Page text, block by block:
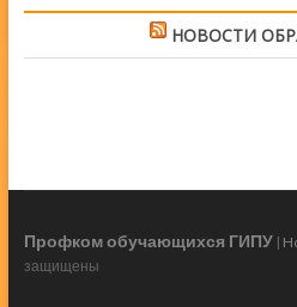
НОВОСТИ
Профком обучающихся ГИПУ|
защищены